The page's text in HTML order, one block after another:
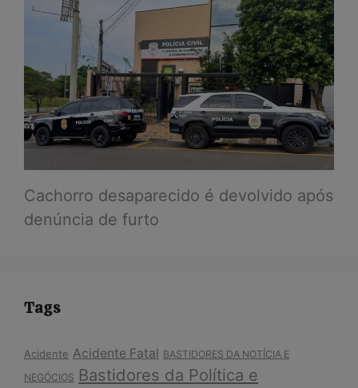
Cachorro desaparecido é devolvido após
denúncia de furto
Tags
Acidente Acidente Fatal BASTIDORES DA NOTÍCIA E
NEGÓCIOS Bastidores da Política e